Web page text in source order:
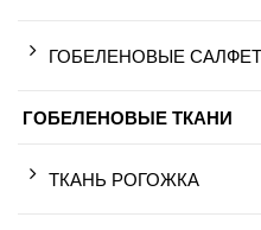
ГОБЕЛЕНОВЫЕ
ГОБЕЛЕНОВЫЕ ТКАНИ
ТКАНЬ РОГОЖКА